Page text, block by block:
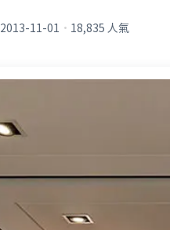
2013-11-01 · 18,835 人氣